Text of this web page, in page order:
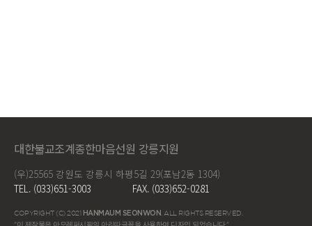
대한불교조계종한마음선원 강릉지원
(우)25565 강원도 강릉시 하평5길 29(포남2동 1304)
TEL. (033)651-3003
FAX. (033)652-0281
COPYRIGHT (C) 2021 HANMAUM SEONWON . ALL RIGHTS RESERVED.
"이 제작물은 아모레퍼시픽의 아리따글꼴을 사용하여 디자인 되었습니다."